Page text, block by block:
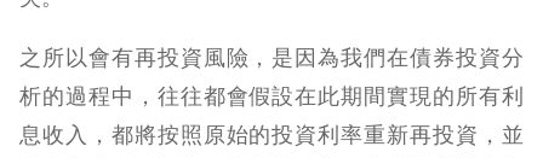
之所以會有再投資風險，是因為我們在債券投資分
析的過程中，往往都會假設在此期間實現的所有利
息收入，都將按照原始的投資利率重新再投資，並